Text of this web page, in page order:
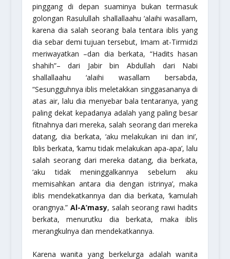
pinggang di depan suaminya bukan termasuk
golongan Rasulullah shallallaahu ‘alaihi wasallam,
karena dia salah seorang bala tentara iblis yang
dia sebar demi tujuan tersebut, Imam at-Tirmidzi
meriwayatkan –dan dia berkata, “Hadits hasan
shahih”– dari Jabir bin Abdullah dari Nabi
shallallaahu ‘alaihi wasallam bersabda,
“Sesungguhnya iblis meletakkan singgasananya di
atas air, lalu dia menyebar bala tentaranya, yang
paling dekat kepadanya adalah yang paling besar
fitnahnya dari mereka, salah seorang dari mereka
datang, dia berkata, ‘aku melakukan ini dan ini’,
Iblis berkata, ‘kamu tidak melakukan apa-apa’, lalu
salah seorang dari mereka datang, dia berkata,
‘aku tidak meninggalkannya sebelum aku
memisahkan antara dia dengan istrinya’, maka
iblis mendekatkannya dan dia berkata, ‘kamulah
orangnya.” Al-A’masy, salah seorang rawi hadits
berkata, menurutku dia berkata, maka iblis
merangkulnya dan mendekatkannya.
Karena wanita yang berkelurga adalah wanita